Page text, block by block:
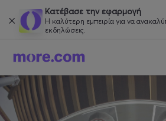
Κατέβασε την εφαρμογή
Η καλύτερη εμπειρία για να
εκδηλώσεις.